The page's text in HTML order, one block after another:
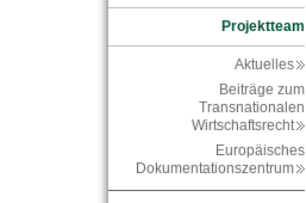
Projektteam
Aktuelles
Beiträge zum
Transnationalen
Wirtschaftsrecht
Europäisches
Dokumentationszentrum